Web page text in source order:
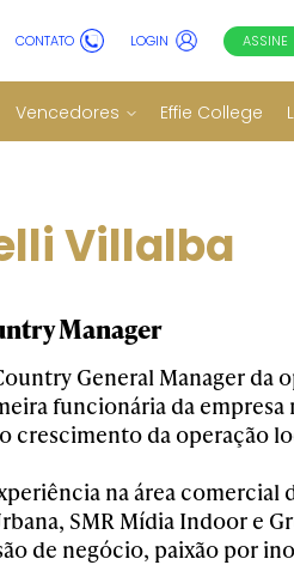
CONTATO LOGIN ASSINE
Vencedores Effie College
Villalba
Manager
General Manager da
funcionária da empresa
crescimento da operação
na área
SMR Mídia Indoor e
de negócio, paixão por